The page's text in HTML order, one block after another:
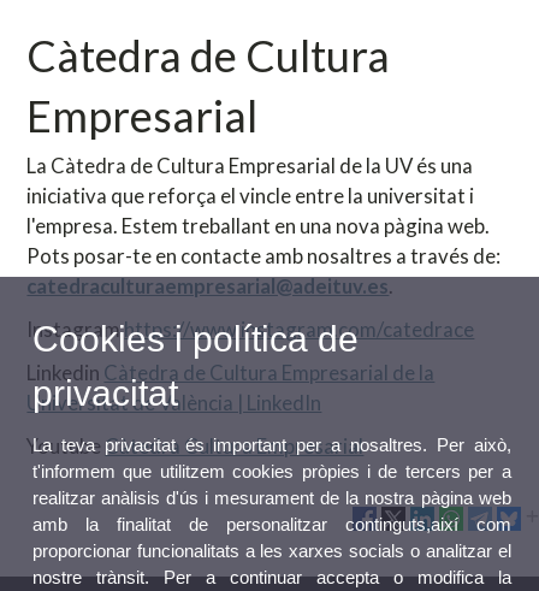
Càtedra de Cultura
Empresarial
La Càtedra de Cultura Empresarial de la UV és una
iniciativa que reforça el vincle entre la universitat i
l'empresa. Estem treballant en una nova pàgina web.
Pots posar-te en contacte amb nosaltres a través de:
catedraculturaempresarial@adeituv.es.
Instagramhttps://www.instagram.com/catedrace
Linkedin Càtedra de Cultura Empresarial de la
Universitat de València | LinkedIn
Youtube Càtedra Cultura Empresarial
Cookies i política de
privacitat
La teva privacitat és important per a nosaltres. Per això,
t'informem que utilitzem cookies pròpies i de tercers per a
realitzar anàlisis d'ús i mesurament de la nostra pàgina web
amb la finalitat de personalitzar continguts,així com
proporcionar funcionalitats a les xarxes socials o analitzar el
nostre trànsit. Per a continuar accepta o modifica la